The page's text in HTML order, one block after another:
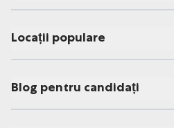
Locații populare
Blog pentru candidați